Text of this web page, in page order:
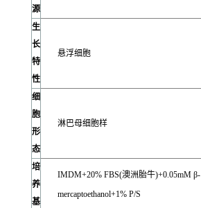
源
生
长
特
性
悬浮细胞
细
胞
形
态
淋巴母细胞样
培
养
基
IMDM+20% FBS(澳洲胎牛)+0.05mM β-
mercaptoethanol+1% P/S